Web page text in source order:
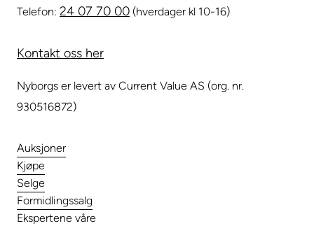
Telefon: 24 07 70 00 (hverdager kl 10-16)
Kontakt oss her
Nyborgs er levert av Current Value AS (org. nr.
930516872)
Auksjoner
Kjøpe
Selge
Formidlingssalg
Ekspertene våre